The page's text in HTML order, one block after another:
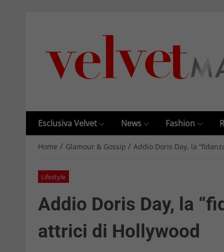
Esclusiva Velvet News Fashion
Home / Glamour & Gossip / Addio Doris Day, la
Lifestyle
Addio Doris Day, la
attrici di Hollywood